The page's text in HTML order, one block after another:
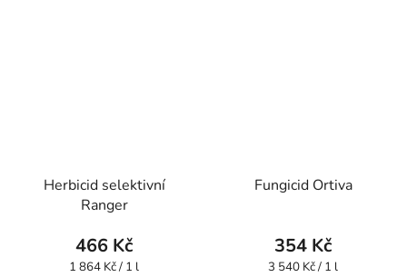
Herbicid selektivní
Ranger
466 Kč
Měrná
1 864 Kč / 1 l
Fungicid Ortiva
354 Kč
Měrná
3 540 Kč / 1 l